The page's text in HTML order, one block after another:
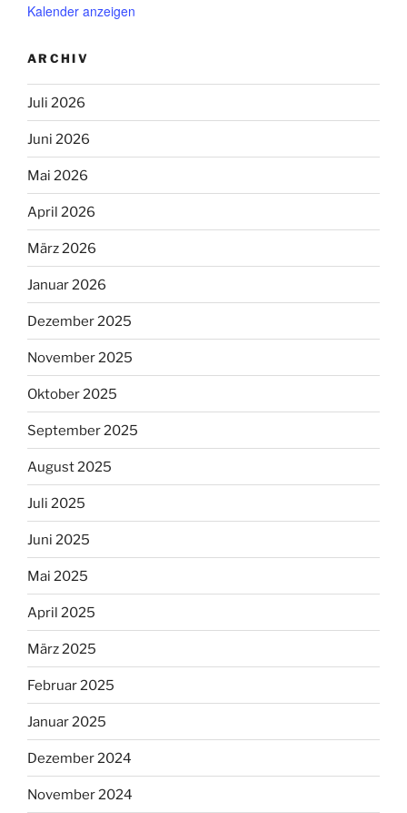
Kalender anzeigen
ARCHIV
Juli 2026
Juni 2026
Mai 2026
April 2026
März 2026
Januar 2026
Dezember 2025
November 2025
Oktober 2025
September 2025
August 2025
Juli 2025
Juni 2025
Mai 2025
April 2025
März 2025
Februar 2025
Januar 2025
Dezember 2024
November 2024